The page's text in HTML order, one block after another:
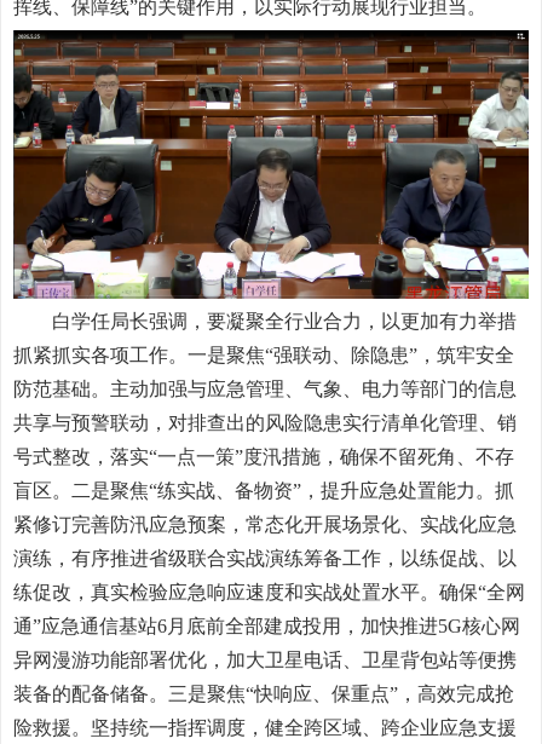
挥线、保障线”的关键作用，以实际行动展现行业担当。
白学任局长强调，要凝聚全行业合力，以更加有力举措
抓紧抓实各项工作。一是聚焦“强联动、除隐患”，筑牢安全
防范基础。主动加强与应急管理、气象、电力等部门的信息
共享与预警联动，对排查出的风险隐患实行清单化管理、销
号式整改，落实“一点一策”度汛措施，确保不留死角、不存
盲区。二是聚焦“练实战、备物资”，提升应急处置能力。抓
紧修订完善防汛应急预案，常态化开展场景化、实战化应急
演练，有序推进省级联合实战演练筹备工作，以练促战、以
练促改，真实检验应急响应速度和实战处置水平。确保“全网
通”应急通信基站6月底前全部建成投用，加快推进5G核心网
异网漫游功能部署优化，加大卫星电话、卫星背包站等便携
装备的配备储备。三是聚焦“快响应、保重点”，高效完成抢
险救援。坚持统一指挥调度，健全跨区域、跨企业应急支援